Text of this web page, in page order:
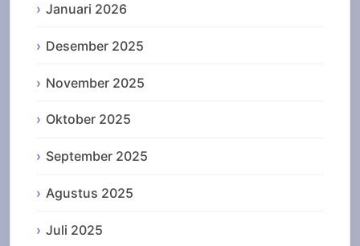
Januari 2026
Desember 2025
November 2025
Oktober 2025
September 2025
Agustus 2025
Juli 2025